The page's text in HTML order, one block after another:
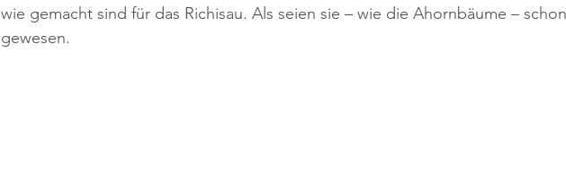
wie gemacht sind für das Richisau. Als seien sie – wie die Ahornbäume –
gewesen.